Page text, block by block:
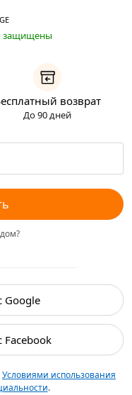
GE
защищены
возврат
До 90 дней
Google
Условиями использования
.